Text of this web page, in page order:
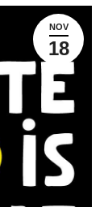
NOV
18